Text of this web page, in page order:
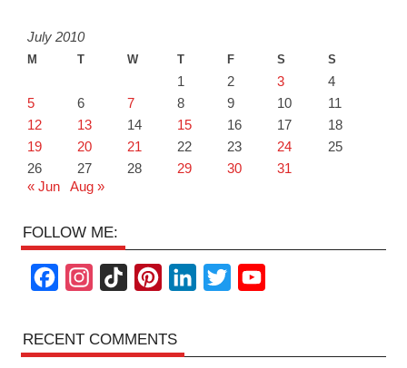
July 2010
M T W T F S S
1 2 3
4
5
6 7 8 9 10
11
12
13 14 15 16 17
18
19
20 21 22 23 24
25
26
27 28 29 30
31
« Jun
Aug »
FOLLOW ME:
c
e
s
t
k
T
n
t
k
t
T
RECENT COMMENTS